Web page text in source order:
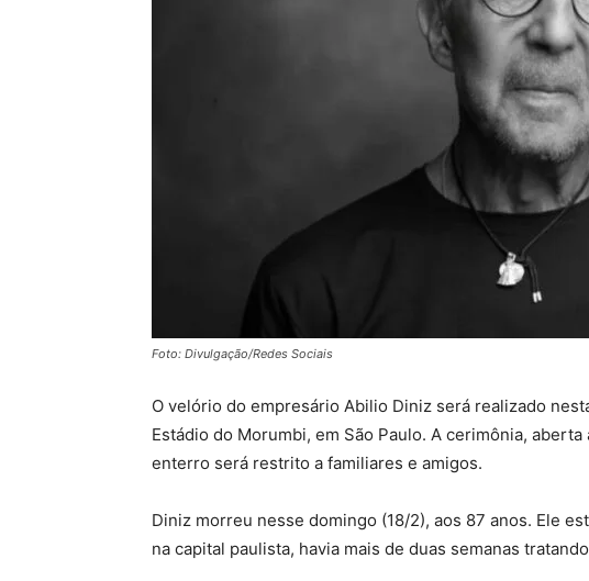
Foto: Divulgação/Redes Sociais
O velório do empresário Abilio Diniz será realizado
Estádio do Morumbi, em São Paulo. A cerimônia,
enterro será restrito a familiares e amigos.
Diniz morreu nesse domingo (18/2), aos 87 anos. Ele
na capital paulista, havia mais de duas semanas